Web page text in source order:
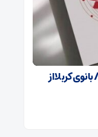
کربلا از